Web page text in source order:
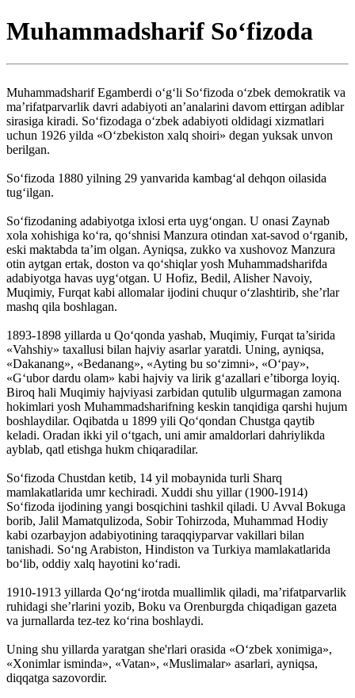
Muhammadsharif So‘fizoda
Muhammadsharif Egamberdi o‘g‘li So‘fizoda o‘zbek demokratik va
ma’rifatparvarlik davri adabiyoti an’analarini davom ettirgan adiblar
sirasiga kiradi. So‘fizodaga o‘zbek adabiyoti oldidagi xizmatlari
uchun 1926 yilda «O‘zbekiston xalq shoiri» degan yuksak unvon
berilgan.
So‘fizoda 1880 yilning 29 yanvarida kambag‘al dehqon oilasida
tug‘ilgan.
So‘fizodaning adabiyotga ixlosi erta uyg‘ongan. U onasi Zaynab
xola xohishiga ko‘ra, qo‘shnisi Manzura otindan xat-savod o‘rganib,
eski maktabda ta’im olgan. Ayniqsa, zukko va xushovoz Manzura
otin aytgan ertak, doston va qo‘shiqlar yosh Muhammadsharifda
adabiyotga havas uyg‘otgan. U Hofiz, Bedil, Alisher Navoiy,
Muqimiy, Furqat kabi allomalar ijodini chuqur o‘zlashtirib, she’rlar
mashq qila boshlagan.
1893-1898 yillarda u Qo‘qonda yashab, Muqimiy, Furqat ta’sirida
«Vahshiy» taxallusi bilan hajviy asarlar yaratdi. Uning, ayniqsa,
«Dakanang», «Bedanang», «Ayting bu so‘zimni», «O‘pay»,
«G‘ubor dardu olam» kabi hajviy va lirik g‘azallari e’tiborga loyiq.
Biroq hali Muqimiy hajviyasi zarbidan qutulib ulgurmagan zamona
hokimlari yosh Muhammadsharifning keskin tanqidiga qarshi hujum
boshlaydilar. Oqibatda u 1899 yili Qo‘qondan Chustga qaytib
keladi. Oradan ikki yil o‘tgach, uni amir amaldorlari dahriylikda
ayblab, qatl etishga hukm chiqaradilar.
So‘fizoda Chustdan ketib, 14 yil mobaynida turli Sharq
mamlakatlarida umr kechiradi. Xuddi shu yillar (1900-1914)
So‘fizoda ijodining yangi bosqichini tashkil qiladi. U Avval Bokuga
borib, Jalil Mamatqulizoda, Sobir Tohirzoda, Muhammad Hodiy
kabi ozarbayjon adabiyotining taraqqiyparvar vakillari bilan
tanishadi. So‘ng Arabiston, Hindiston va Turkiya mamlakatlarida
bo‘lib, oddiy xalq hayotini ko‘radi.
1910-1913 yillarda Qo‘ng‘irotda muallimlik qiladi, ma’rifatparvarlik
ruhidagi she’rlarini yozib, Boku va Orenburgda chiqadigan gazeta
va jurnallarda tez-tez ko‘rina boshlaydi.
Uning shu yillarda yaratgan she'rlari orasida «O‘zbek xonimiga»,
«Xonimlar isminda», «Vatan», «Muslimalar» asarlari, ayniqsa,
diqqatga sazovordir.